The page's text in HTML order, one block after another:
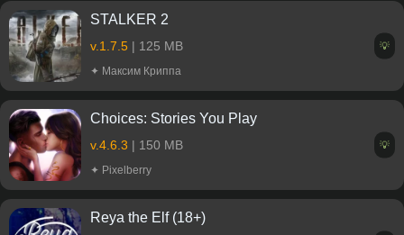
STALKER 2
v.1.7.5 | 125 MB
✦ Максим Криппа
💡
Choices: Stories You Play
v.4.6.3 | 150 MB
✦ Pixelberry
💡
Reya the Elf (18+)